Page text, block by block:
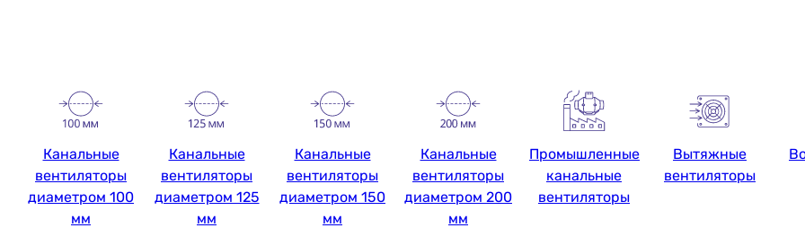
Канальные
вентиляторы
диаметром 100
мм
Канальные
вентиляторы
диаметром 125
мм
Канальные
вентиляторы
диаметром 150
мм
Канальные
вентиляторы
диаметром 200
мм
Промышленные
канальные
вентиляторы
Вытяжные
вентиляторы